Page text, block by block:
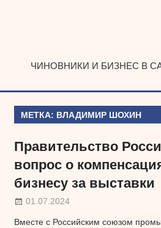
ЧИНОВНИКИ И БИЗНЕС В
МЕТКА: ВЛАДИМИР ШОХИН
Правительство
вопрос о
бизнесу за выставки
01.07.2024
Вместе с Российским союзом